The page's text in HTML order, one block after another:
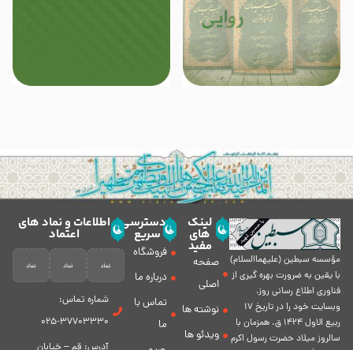
مؤسسه سبطين (عليهماالسلام)
با يقين به ضرورت بهره گیرى از
فناورى اطلاع رسانى روز،
وبسایت خود را در تاريخ 17
ربيع الاول 1424 ق. همزمان با
سالروز ميلاد حضرت رسول اكرم
لینک
های
مفید
صفحه
اصلی
نوشته ها
ویدئو ها
دسترسی
سریع
فروشگاه
درباره ما
تماس با
ما
اطلاعات و نماد های
اعتماد
شماره تماس:
37703330-025